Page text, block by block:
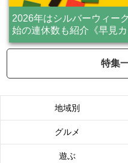
2026年はシルバーウィー
始の連休数も紹介《早見カ
特集
地域別
グルメ
遊ぶ